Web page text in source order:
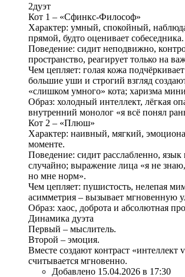
2дуэт
Кот 1 – «Сфинкс‑Философ»
Характер: умный, спокойный,
прямой, будто оценивает собеседника.
Поведение: сидит неподвижно,
пространство, реагирует только на
Чем цепляет: голая кожа
большие уши и строгий взгляд
«слишком умного» кота; харизма
Образ: холодный интеллект, лёгкая
внутренний монолог «я всё понял
Кот 2 – «Плюш»
Характер: наивный, мягкий,
моменте.
Поведение: сидит расслабленно, язык
случайно; выражение лица «я не
но мне норм».
Чем цепляет: пушистость, нелепая
асимметрия – вызывает мгновенную
Образ: хаос, доброта и абсолютная
Динамика дуэта
Первый – мыслитель.
Второй – эмоция.
Вместе создают контраст «интеллект
считывается мгновенно.
Добавлено 15.04.2026 в 17:30